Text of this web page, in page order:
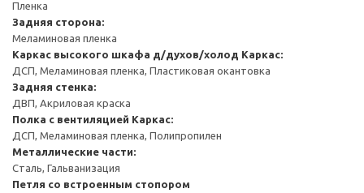
Пленка
Задняя сторона:
Меламиновая пленка
Каркас высокого шкафа д/духов/холод Каркас:
ДСП, Меламиновая пленка, Пластиковая окантовка
Задняя стенка:
ДВП, Акриловая краска
Полка с вентиляцией Каркас:
ДСП, Меламиновая пленка, Полипропилен
Металлические части:
Сталь, Гальванизация
Петля со встроенным стопором